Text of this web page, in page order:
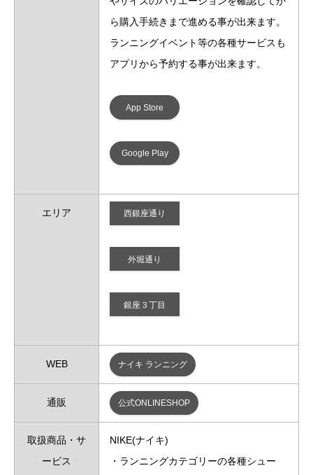
ら購入手続きまで進める事が出来ます。
ランニングイベント等の各種サービスも
アプリから予約する事が出来ます。
App Store
Google Play
エリア 西銀座通り
外堀通り
銀座３丁目
WEB ナイキ ランニング
通販 公式ONLINESHOP
取扱商品・サ
ービス
NIKE(ナイキ)
・ランニングカテゴリーの各種シュー